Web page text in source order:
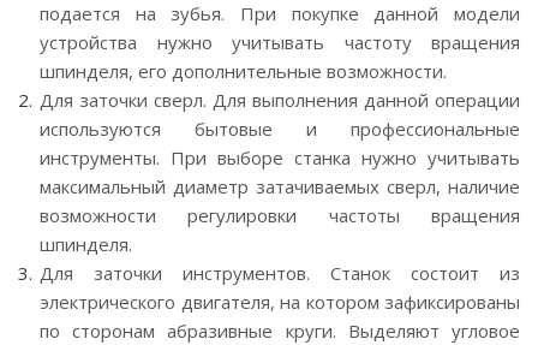
подается на зубья. При покупке данной модели
устройства нужно учитывать частоту вращения
шпинделя, его дополнительные возможности.
Для заточки сверл. Для выполнения данной операции
используются бытовые и профессиональные
инструменты. При выборе станка нужно учитывать
максимальный диаметр затачиваемых сверл, наличие
возможности регулировки частоты вращения
шпинделя.
Для заточки инструментов. Станок состоит из
электрического двигателя, на котором зафиксированы
по сторонам абразивные круги. Выделяют угловое